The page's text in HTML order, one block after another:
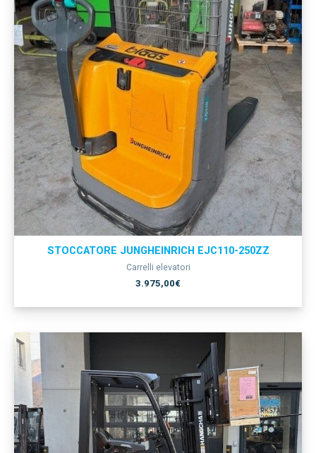
STOCCATORE JUNGHEINRICH EJC110-250ZZ
Carrelli elevatori
3.975,00€